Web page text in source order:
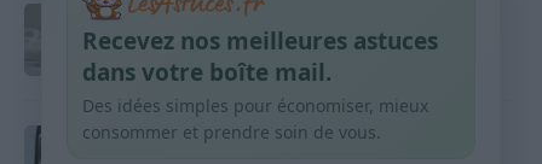
Raviver la blancheur des baskets avec du
bicarbonate de soude
6 juillet 2025 Nathalie Leclerc
Comment s’habiller : Les astuces
Recevez nos meilleures astuces
dans votre boîte mail.
Des idées simples pour économiser, mieux
consommer et prendre soin de vous.